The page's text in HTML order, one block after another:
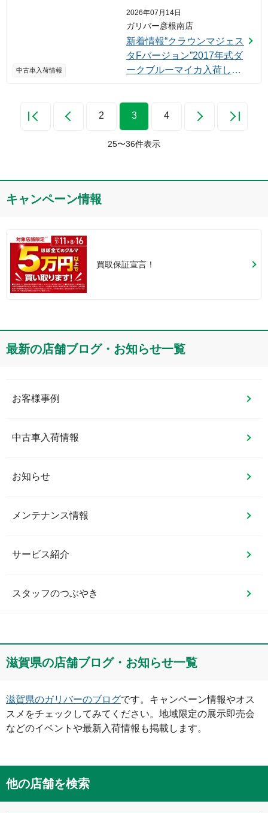
中古車入荷情報
2026年07月14日
ガリバー彦根南店
新着情報“クラウンマジェス
タFバージョン”2017年式ダ
ークブルーマイカ入荷しま
2 3 4
25〜36件表示
キャンペーン情報
買取保証宣言！
最新の店舗ブログ・お知らせ一覧
お客様事例
中古車入荷情報
お知らせ
メンテナンス情報
サービス紹介
スタッフのつぶやき
滋賀県の店舗ブログ・お知らせ一覧
滋賀県のガリバーのブログです。キャンペーン情報やオス
スメをチェックしてみてください。地域限定の展示即売会
などのイベントや最新入荷情報も掲載します。
他の店舗を検索